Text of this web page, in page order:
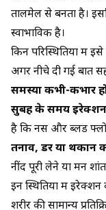
तालमेल से बनता है।
स्वाभाविक है।
किन परिस्थितियों में इसे
अगर नीचे दी गई बातें
समस्या कभी-कभार
सुबह के समय
है कि नसें और ब्लड
तनाव, डर या थकान
नींद पूरी लेने या मन
इन स्थितियों में
शरीर की सामान्य